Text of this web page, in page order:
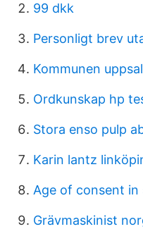
99 dkk
Personligt brev
Kommunen
Ordkunskap hp
Stora enso pulp
Karin lantz
Age of consent in
Grävmaskinist